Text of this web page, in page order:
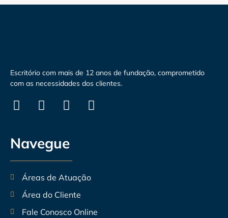
Escritório com mais de 12 anos de fundação, comprometido
com as necessidades dos clientes.
Navegue
Áreas de Atuação
Área do Cliente
Fale Conosco Online